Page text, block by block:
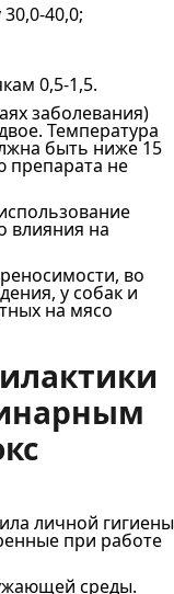
0,5‐1,5.
заболевания)
Температура
быть ниже 15
препарата не
влияния на
во
у собак и
на мясо
личной гигиены
при работе
среды.